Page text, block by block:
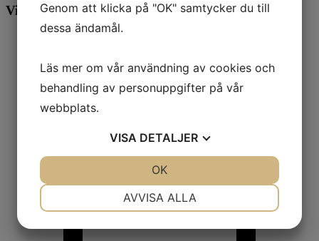
Vill du veta mer? Ring oss:
Genom att klicka på "OK" samtycker du till
dessa ändamål.
Läs mer om vår användning av cookies och
behandling av personuppgifter på vår
webbplats.
VISA DETALJER
AVVISA ALLA
OK